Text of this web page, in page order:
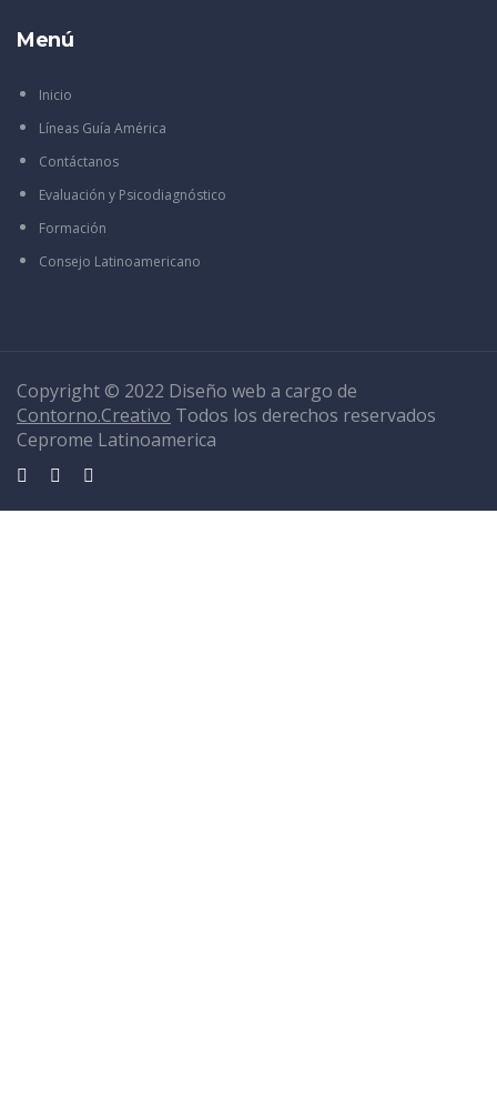
Menú
Inicio
Líneas Guía América
Contáctanos
Evaluación y Psicodiagnóstico
Formación
Consejo Latinoamericano
Copyright © 2022 Diseño web a cargo de
Contorno.Creativo Todos los derechos reservados
Ceprome Latinoamerica